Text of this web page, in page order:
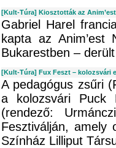
[Kult-Túra] Kiosztották az
Gabriel Harel
kapta az Anim’est
Bukarestben –
[Kult-Túra] Fux Feszt – kolozsvári
A pedagógus zsűri
a kolozsvári Puck
(rendező:
Fesztiválján, amely
Színház Lilliput